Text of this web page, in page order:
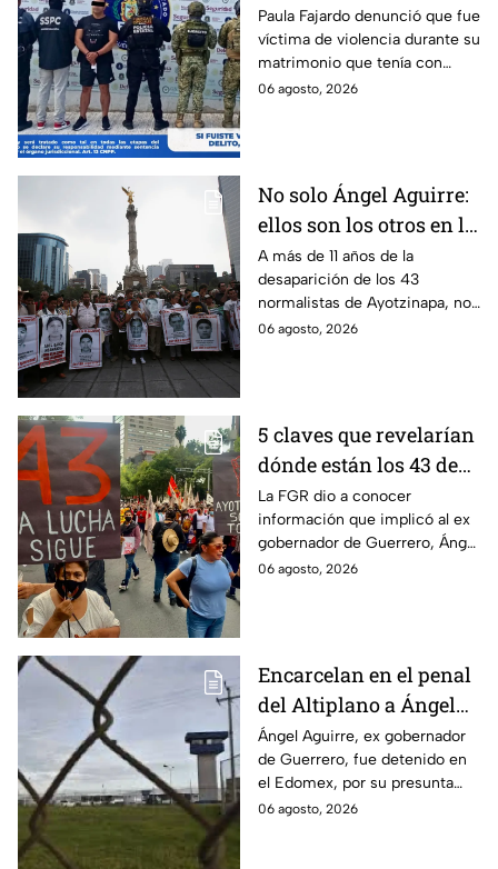
hasta ahora detienen al
presunto agresor: el
caso de Paula Fajardo
Paula Fajardo denunció que fue
víctima de violencia durante su
matrimonio que tenía con
Jorge Francisco “N”, quien fue
06 agosto, 2026
No solo Ángel Aguirre:
ellos son los otros en la
lupa por el caso
Ayotzinapa
A más de 11 años de la
desaparición de los 43
normalistas de Ayotzinapa, no
se ha conocido el paradero de
06 agosto, 2026
5 claves que revelarían
dónde están los 43 de
Ayotzinapa tras
captura de Ángel
Aguirre, ex gobernador
de Guerrero
La FGR dio a conocer
información que implicó al ex
gobernador de Guerrero, Ángel
Aguirre, quien fue detenido
06 agosto, 2026
Encarcelan en el penal
del Altiplano a Ángel
Aguirre, ex gobernador
de Guerrero por caso
Ayotzinapa
Ángel Aguirre, ex gobernador
de Guerrero, fue detenido en
el Edomex, por su presunta
participación en la
06 agosto, 2026